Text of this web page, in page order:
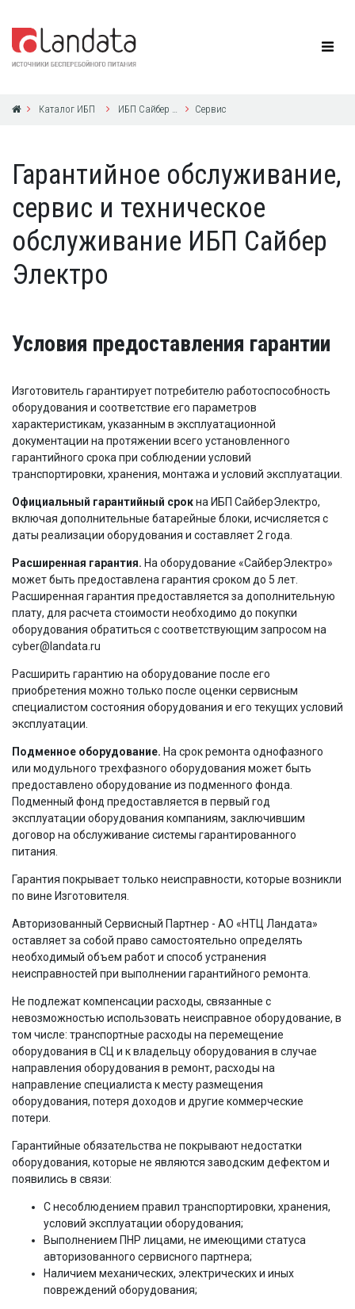
Каталог ИБП ИБП Сайбер Электро Сервис
Гарантийное обслуживание,
сервис и техническое
обслуживание ИБП Сайбер
Электро
Условия предоставления гарантии
Изготовитель гарантирует потребителю работоспособность
оборудования и соответствие его параметров
характеристикам, указанным в эксплуатационной
документации на протяжении всего установленного
гарантийного срока при соблюдении условий
транспортировки, хранения, монтажа и условий эксплуатации.
Официальный гарантийный срокна ИБП СайберЭлектро,
включая дополнительные батарейные блоки, исчисляется с
даты реализации оборудования и составляет 2 года.
Расширенная гарантия. На оборудование «СайберЭлектро»
может быть предоставлена гарантия сроком до 5 лет.
Расширенная гарантия предоставляется за дополнительную
плату, для расчета стоимости необходимо до покупки
оборудования обратиться с соответствующим запросом на
cyber@landata.ru
Расширить гарантию на оборудование после его
приобретения можно только после оценки сервисным
специалистом состояния оборудования и его текущих условий
эксплуатации.
Подменное оборудование. На срок ремонта однофазного
или модульного трехфазного оборудования может быть
предоставлено оборудование из подменного фонда.
Подменный фонд предоставляется в первый год
эксплуатации оборудования компаниям, заключившим
договор на обслуживание системы гарантированного
питания.
Гарантия покрывает только неисправности, которые возникли
по вине Изготовителя.
Авторизованный Сервисный Партнер - АО «НТЦ Ландата»
оставляет за собой право самостоятельно определять
необходимый объем работ и способ устранения
неисправностей при выполнении гарантийного ремонта.
Не подлежат компенсации расходы, связанные с
невозможностью использовать неисправное оборудование, в
том числе: транспортные расходы на перемещение
оборудования в СЦ и к владельцу оборудования в случае
направления оборудования в ремонт, расходы на
направление специалиста к месту размещения
оборудования, потеря доходов и другие коммерческие
потери.
Гарантийные обязательства не покрывают недостатки
оборудования, которые не являются заводским дефектом и
появились в связи:
С несоблюдением правил транспортировки, хранения,
условий эксплуатации оборудования;
Выполнением ПНР лицами, не имеющими статуса
авторизованного сервисного партнера;
Наличием механических, электрических и иных
повреждений оборудования;